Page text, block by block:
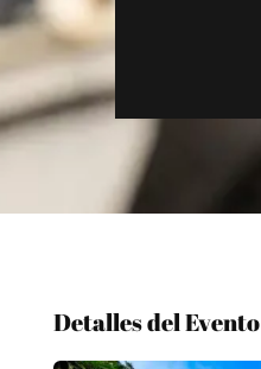
Detalles del Evento